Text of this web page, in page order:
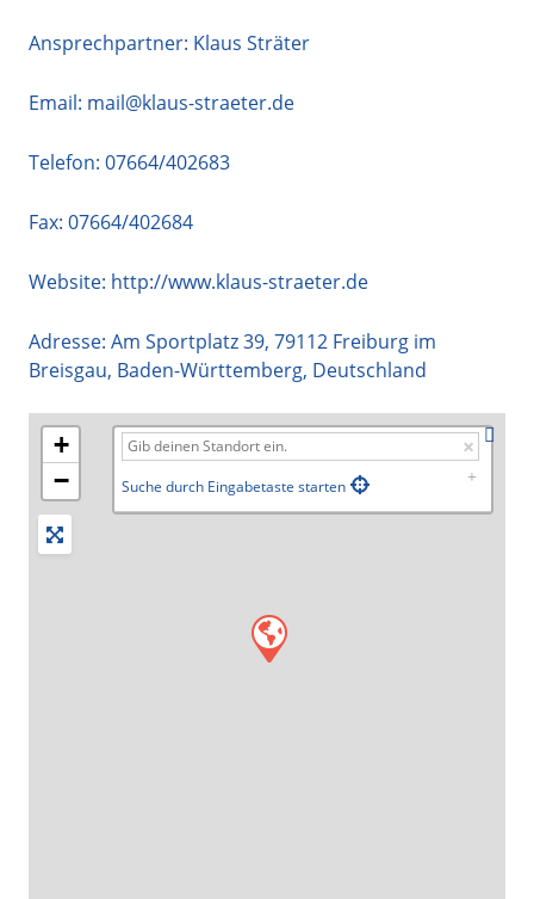
Ansprechpartner: Klaus Sträter
Email: mail@klaus-straeter.de
Telefon: 07664/402683
Fax: 07664/402684
Website: http://www.klaus-straeter.de
Adresse: Am Sportplatz 39, 79112 Freiburg im
Breisgau, Baden-Württemberg, Deutschland
+
−
Suche durch Eingabetaste starten